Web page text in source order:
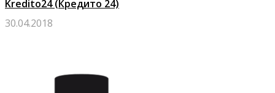
Kredito24 (Кредито 24)
30.04.2018